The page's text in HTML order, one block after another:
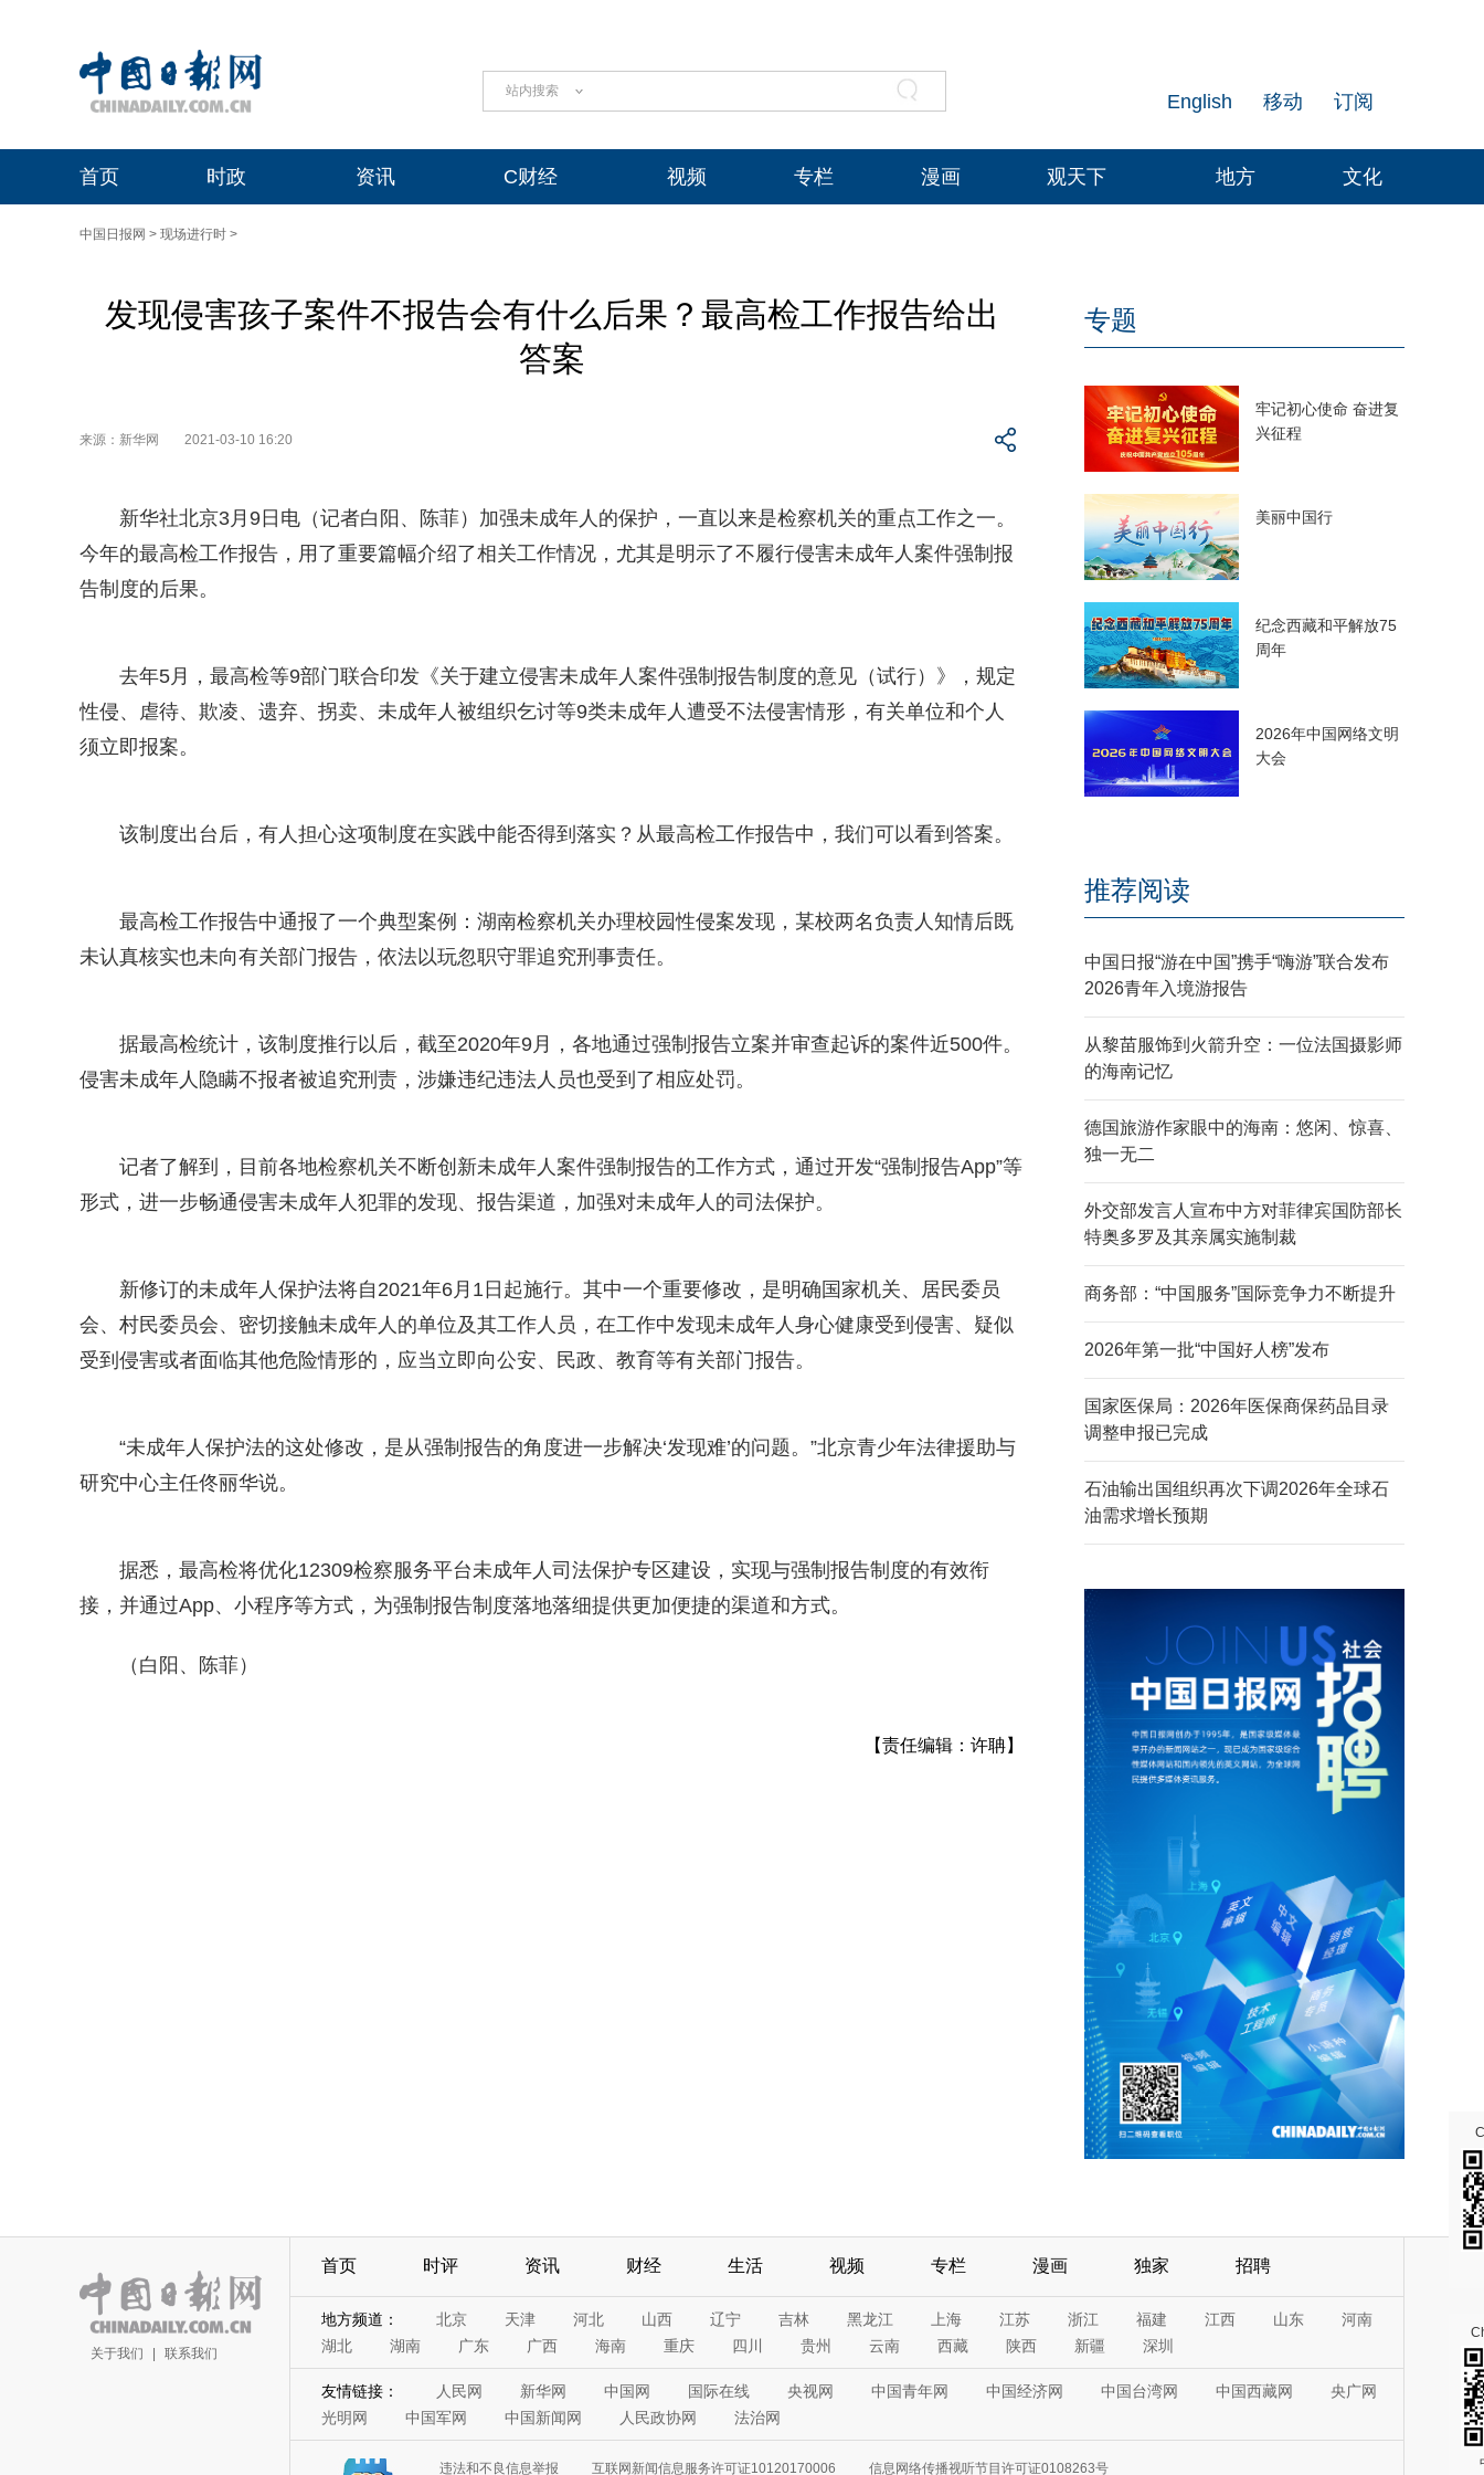
站内搜索 订阅
移动
English
首页 时政 资讯 C财经 视频 专栏 漫画 观天下 地方 文化
中国日报网 > 现场进行时 >
发现侵害孩子案件不报告会有什么后果？最高检工作报告给出
答案
来源：新华网 2021-03-10 16:20
新华社北京3月9日电（记者白阳、陈菲）加强未成年人的保护，一直以来是检察机关的重点工作之一。
今年的最高检工作报告，用了重要篇幅介绍了相关工作情况，尤其是明示了不履行侵害未成年人案件强制报
告制度的后果。
去年5月，最高检等9部门联合印发《关于建立侵害未成年人案件强制报告制度的意见（试行）》，规定
性侵、虐待、欺凌、遗弃、拐卖、未成年人被组织乞讨等9类未成年人遭受不法侵害情形，有关单位和个人
须立即报案。
该制度出台后，有人担心这项制度在实践中能否得到落实？从最高检工作报告中，我们可以看到答案。
最高检工作报告中通报了一个典型案例：湖南检察机关办理校园性侵案发现，某校两名负责人知情后既
未认真核实也未向有关部门报告，依法以玩忽职守罪追究刑事责任。
据最高检统计，该制度推行以后，截至2020年9月，各地通过强制报告立案并审查起诉的案件近500件。
侵害未成年人隐瞒不报者被追究刑责，涉嫌违纪违法人员也受到了相应处罚。
记者了解到，目前各地检察机关不断创新未成年人案件强制报告的工作方式，通过开发“强制报告App”等
形式，进一步畅通侵害未成年人犯罪的发现、报告渠道，加强对未成年人的司法保护。
新修订的未成年人保护法将自2021年6月1日起施行。其中一个重要修改，是明确国家机关、居民委员
会、村民委员会、密切接触未成年人的单位及其工作人员，在工作中发现未成年人身心健康受到侵害、疑似
受到侵害或者面临其他危险情形的，应当立即向公安、民政、教育等有关部门报告。
“未成年人保护法的这处修改，是从强制报告的角度进一步解决‘发现难’的问题。”北京青少年法律援助与
研究中心主任佟丽华说。
据悉，最高检将优化12309检察服务平台未成年人司法保护专区建设，实现与强制报告制度的有效衔
接，并通过App、小程序等方式，为强制报告制度落地落细提供更加便捷的渠道和方式。
（白阳、陈菲）
【责任编辑：许聃】
专题
牢记初心使命 奋进复
兴征程
美丽中国行
纪念西藏和平解放75
周年
2026年中国网络文明
大会
推荐阅读
中国日报“游在中国”携手“嗨游”联合发布
2026青年入境游报告
从黎苗服饰到火箭升空：一位法国摄影师
的海南记忆
德国旅游作家眼中的海南：悠闲、惊喜、
独一无二
外交部发言人宣布中方对菲律宾国防部长
特奥多罗及其亲属实施制裁
商务部：“中国服务”国际竞争力不断提升
2026年第一批“中国好人榜”发布
国家医保局：2026年医保商保药品目录
调整申报已完成
石油输出国组织再次下调2026年全球石
油需求增长预期
关于我们 | 联系我们
首页 时评 资讯 财经 生活 视频 专栏 漫画 独家 招聘
地方频道： 北京 天津 河北 山西 辽宁 吉林 黑龙江 上海 江苏 浙江 福建 江西 山东
河南
湖北
湖南 广东 广西 海南 重庆 四川 贵州 云南 西藏 陕西 新疆 深圳
友情链接： 人民网 新华网 中国网 国际在线 央视网 中国青年网 中国经济网 中国台湾网 中国西藏网
央广网
光明网
中国军网 中国新闻网 人民政协网 法治网
违法和不良信息举报 互联网新闻信息服务许可证10120170006 信息网络传播视听节目许可证0108263号